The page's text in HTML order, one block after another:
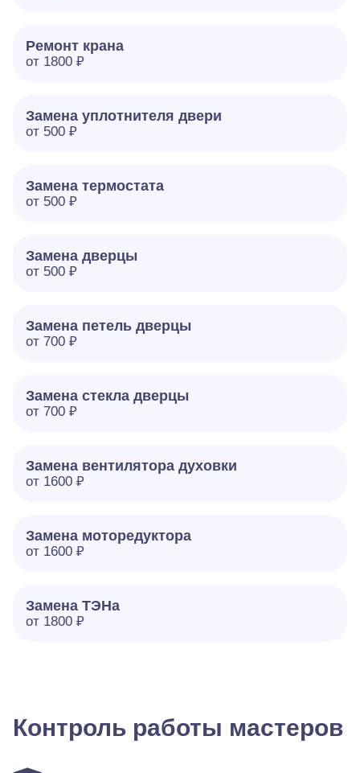
Ремонт крана
от 1800 ₽
Замена уплотнителя двери
от 500 ₽
Замена термостата
от 500 ₽
Замена дверцы
от 500 ₽
Замена петель дверцы
от 700 ₽
Замена стекла дверцы
от 700 ₽
Замена вентилятора духовки
от 1600 ₽
Замена моторедуктора
от 1600 ₽
Замена ТЭНа
от 1800 ₽
Контроль работы мастеров